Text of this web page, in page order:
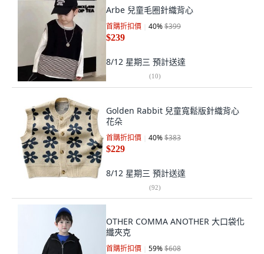
Arbe 兒童毛圈針織背心
首購折扣價 40%$399
$239
8/12 星期三 預計送達
(10)
Golden Rabbit 兒童寬鬆版針織背心
花朵
首購折扣價 40%$383
$229
8/12 星期三 預計送達
(92)
OTHER COMMA ANOTHER 大口袋化
纖夾克
首購折扣價 59%$608